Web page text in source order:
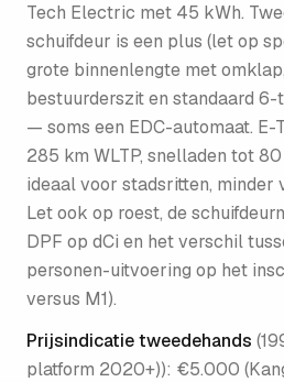
Tech Electric met 45 kWh.
schuifdeur is een plus (let op
grote binnenlengte met
bestuurderszit en standaard
— soms een EDC-automaat.
285 km WLTP, snelladen tot 80
ideaal voor stadsritten, minder
Let ook op roest, de
DPF op dCi en het verschil
personen-uitvoering op het
versus M1).
Prijsindicatie tweedehands (
platform 2020+)): €5.000